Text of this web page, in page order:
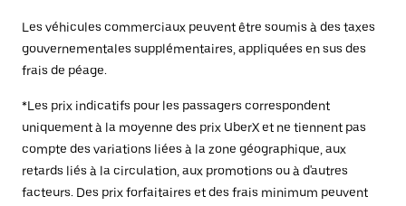
Les véhicules commerciaux peuvent être soumis à des taxes
gouvernementales supplémentaires, appliquées en sus des
frais de péage.
*Les prix indicatifs pour les passagers correspondent
uniquement à la moyenne des prix UberX et ne tiennent pas
compte des variations liées à la zone géographique, aux
retards liés à la circulation, aux promotions ou à d'autres
facteurs. Des prix forfaitaires et des frais minimum peuvent